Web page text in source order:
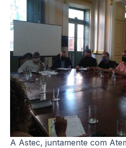
A Astec, juntamente com